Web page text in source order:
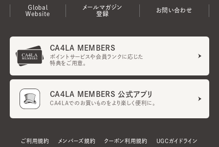
Global
Website
メールマガジン
登録
お問い合わせ
CA4LA MEMBERS
ポイントサービスや会員ランクに応じた
特典をご用意。
CA4LA MEMBERS 公式アプリ
CA4LAでのお買いものをより楽しく便利に。
ご利用規約 メンバーズ規約 クーポン利用規約 UGCガイドライン